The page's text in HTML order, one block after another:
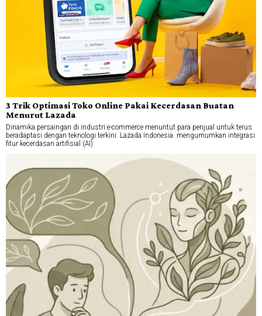
3 Trik Optimasi Toko Online Pakai Kecerdasan Buatan
Menurut Lazada
Dinamika persaingan di industri e-commerce menuntut para penjual untuk terus
beradaptasi dengan teknologi terkini. Lazada Indonesia mengumumkan integrasi
fitur kecerdasan artifisial (AI)